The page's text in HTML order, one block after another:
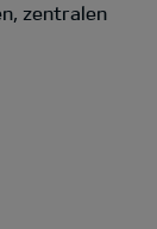
zentralen